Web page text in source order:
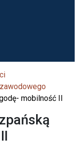
mobilność II